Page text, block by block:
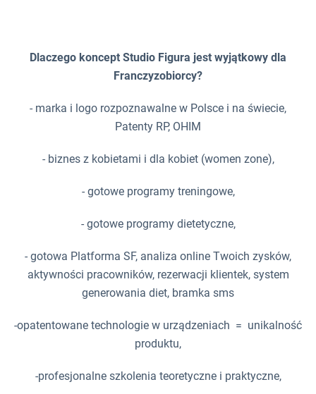
Dlaczego koncept Studio Figura jest wyjątkowy dla
Franczyzobiorcy?
- marka i logo rozpoznawalne w Polsce i na świecie,
Patenty RP, OHIM
- biznes z kobietami i dla kobiet (women zone),
- gotowe programy treningowe,
- gotowe programy dietetyczne,
- gotowa Platforma SF, analiza online Twoich zysków,
aktywności pracowników, rezerwacji klientek, system
generowania diet, bramka sms
-opatentowane technologie w urządzeniach = unikalność
produktu,
-profesjonalne szkolenia teoretyczne i praktyczne,